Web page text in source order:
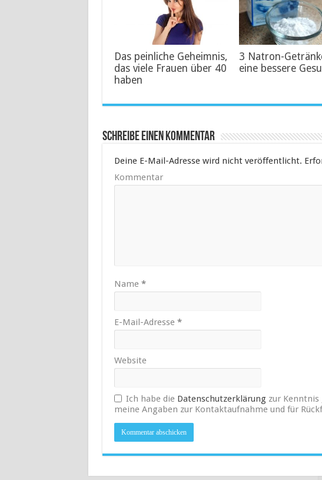
Das peinliche Geheimnis,
das viele Frauen über 40
haben
3 Natron-
eine bessere
Schreibe einen Kommentar
Deine E-Mail-Adresse wird nicht veröffentlicht.
Kommentar
Name *
E-Mail-Adresse *
Website
Ich habe die Datenschutzerklärungzur Kenntnis
meine Angaben zur Kontaktaufnahme und für